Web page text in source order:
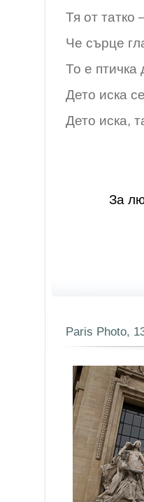
Тя от татко
Че сърце
То е птичка
Дето иска
Дето иска,
За
Paris Photo,